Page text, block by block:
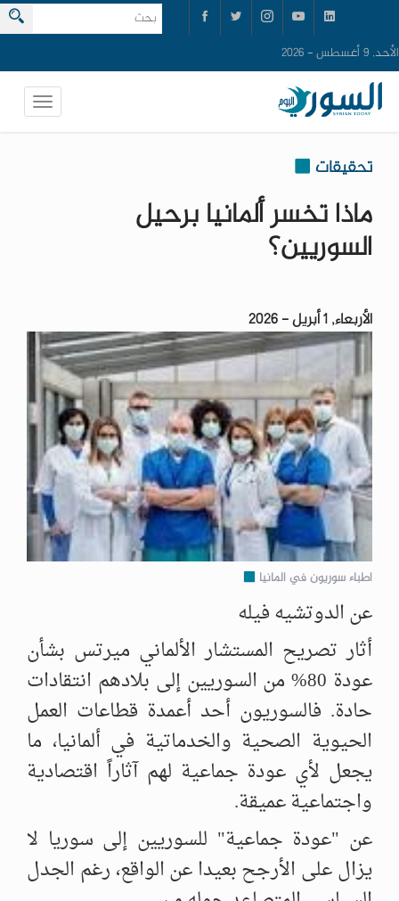
الأحد, 9 أغسطس - 2026
تحقيقات
ماذا تخسر ألمانيا برحيل
السوريين؟
الأربعاء, 1 أبريل - 2026
اطباء سوريون في المانيا
عن الدوتشيه فيله
أثار تصريح المستشار الألماني ميرتس بشأن
عودة 80% من السوريين إلى بلادهم انتقادات
حادة. فالسوريون أحد أعمدة قطاعات العمل
الحيوية الصحية والخدماتية في ألمانيا، ما
يجعل لأي عودة جماعية لهم آثاراً اقتصادية
واجتماعية عميقة.
عن "عودة جماعية" للسوريين إلى سوريا لا
يزال على الأرجح بعيدا عن الواقع، رغم الجدل